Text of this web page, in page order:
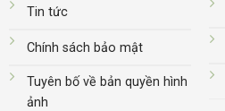
Tin tức
Chính sách bảo mật
Tuyên bố về bản quyền hình
ảnh